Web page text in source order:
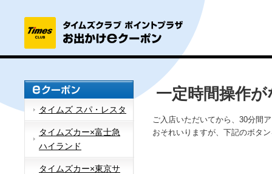
タイムズ スパ・レスタ
タイムズカー×富士急
ハイランド
タイムズカー×東京サ
一定時間操作
ご入店いただいてから、30分間
おそれいりますが、下記のボタ